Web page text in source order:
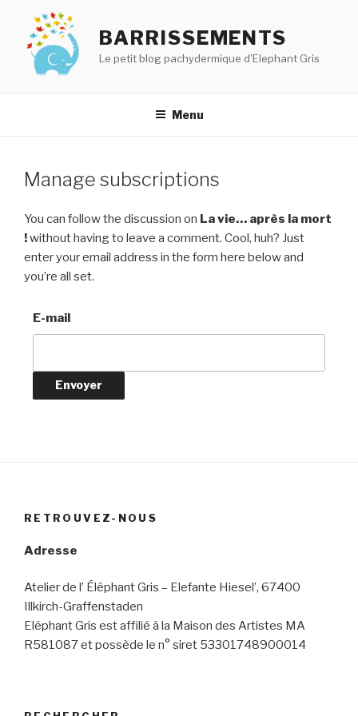
contenu
principal
BARRISSEMENTS
Le petit blog pachydermique d'Elephant Gris
Menu
Manage subscriptions
You can follow the discussion on La vie… après la mort
!without having to leave a comment. Cool, huh? Just
enter your email address in the form here below and
you’re all set.
E-mail
RETROUVEZ-NOUS
Adresse
Atelier de l’ Éléphant Gris – Elefante Hiesel’, 67400
Illkirch-Graffenstaden
Eléphant Gris est affilié à la Maison des Artistes MA
R581087 et possède le n° siret 53301748900014